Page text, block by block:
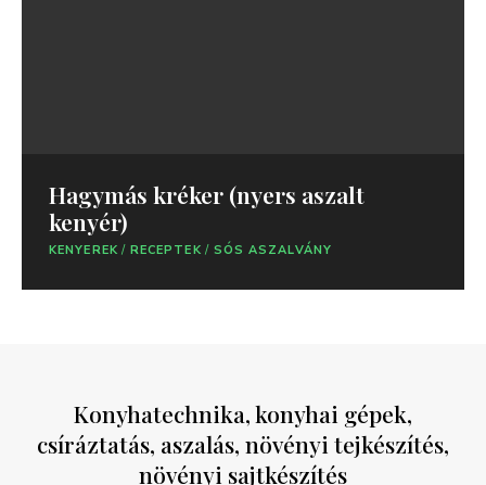
Hagymás kréker (nyers aszalt
kenyér)
KENYEREK / RECEPTEK / SÓS ASZALVÁNY
Konyhatechnika, konyhai gépek,
csíráztatás, aszalás, növényi tejkészítés,
növényi sajtkészítés